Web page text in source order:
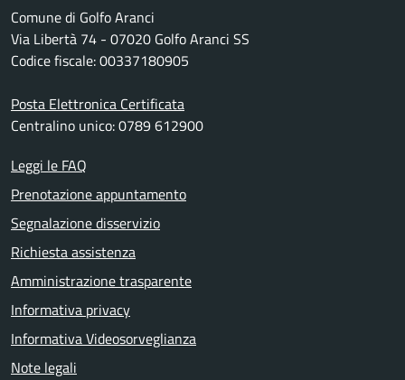
Comune di Golfo Aranci
Via Libertà 74 - 07020 Golfo Aranci SS
Codice fiscale: 00337180905
Posta Elettronica Certificata
Centralino unico: 0789 612900
Leggi le FAQ
Prenotazione appuntamento
Segnalazione disservizio
Richiesta assistenza
Amministrazione trasparente
Informativa privacy
Informativa Videosorveglianza
Note legali